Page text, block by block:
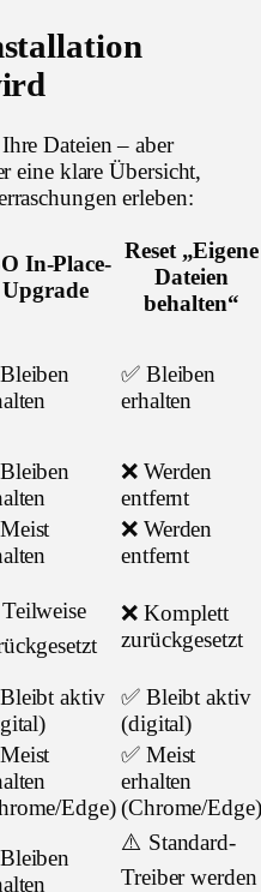
Dateien – aber
eine klare Übersicht,
erleben:
In-Place-
Upgrade
Reset „Eigene
Dateien
behalten“
✅ Bleiben
erhalten
❌ Werden
entfernt
❌ Werden
entfernt
❌ Komplett
zurückgesetzt
aktiv
✅ Bleibt aktiv
(digital)
Edge)
✅ Meist
erhalten
(Chrome/Edge)
⚠️ Standard-
Treiber werden